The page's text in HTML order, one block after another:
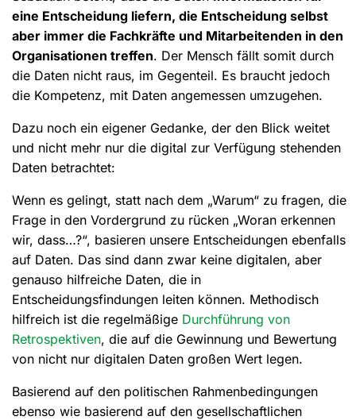
eine Entscheidung liefern, die Entscheidung selbst
aber immer die Fachkräfte und Mitarbeitenden in den
Organisationen treffen. Der Mensch fällt somit durch
die Daten nicht raus, im Gegenteil. Es braucht jedoch
die Kompetenz, mit Daten angemessen umzugehen.
Dazu noch ein eigener Gedanke, der den Blick weitet
und nicht mehr nur die digital zur Verfügung stehenden
Daten betrachtet:
Wenn es gelingt, statt nach dem „Warum“ zu fragen, die
Frage in den Vordergrund zu rücken „Woran erkennen
wir, dass…?“, basieren unsere Entscheidungen ebenfalls
auf Daten. Das sind dann zwar keine digitalen, aber
genauso hilfreiche Daten, die in
Entscheidungsfindungen leiten können. Methodisch
hilfreich ist die regelmäßige Durchführung von
Retrospektiven, die auf die Gewinnung und Bewertung
von nicht nur digitalen Daten großen Wert legen.
Basierend auf den politischen Rahmenbedingungen
ebenso wie basierend auf den gesellschaftlichen